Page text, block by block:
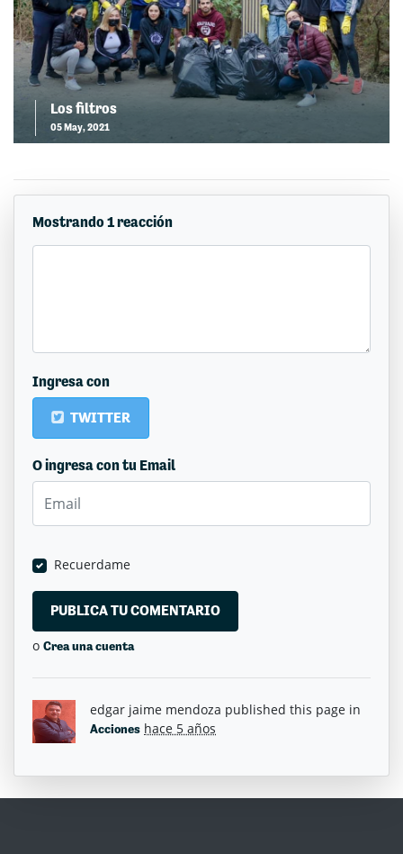
Los filtros
05 May, 2021
Mostrando 1 reacción
Ingresa con
TWITTER
O ingresa con tu Email
Recuerdame
o Crea una cuenta
edgar jaime mendoza published this page in
Acciones hace 5 años